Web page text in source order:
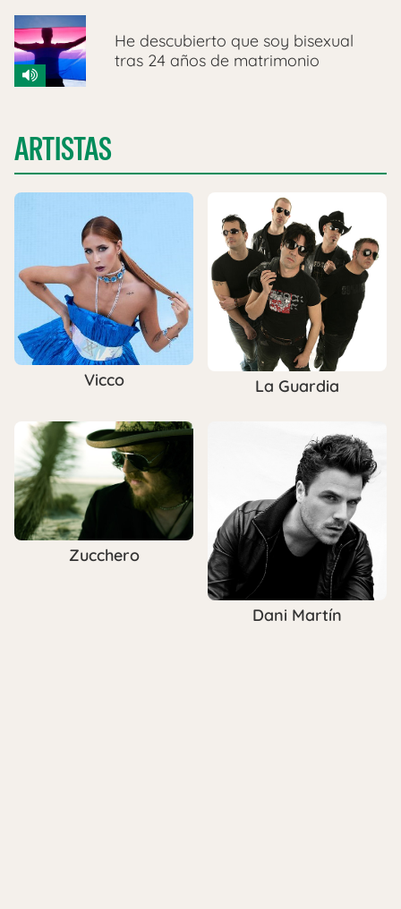
He descubierto que soy bisexual
tras 24 años de matrimonio
ARTISTAS
Vicco La Guardia
Zucchero
Dani Martín